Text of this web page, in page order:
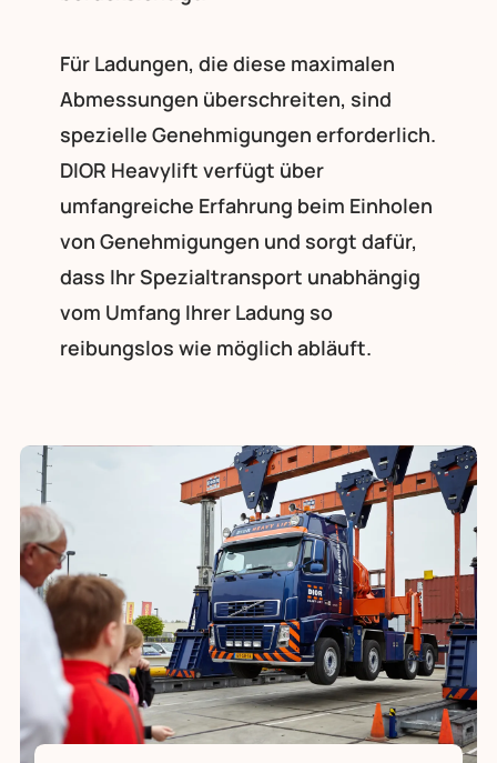
Für Ladungen, die diese maximalen
Abmessungen überschreiten, sind
spezielle Genehmigungen erforderlich.
DIOR Heavylift verfügt über
umfangreiche Erfahrung beim Einholen
von Genehmigungen und sorgt dafür,
dass Ihr Spezialtransport unabhängig
vom Umfang Ihrer Ladung so
reibungslos wie möglich abläuft.